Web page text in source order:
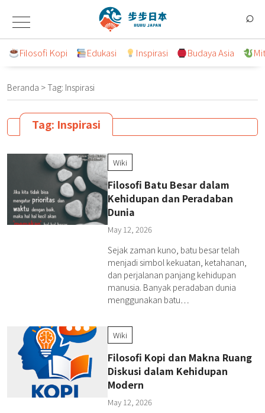
konten
⌕
Filosofi Kopi Edukasi Inspirasi Budaya Asia
Beranda > Tag: Inspirasi
Tag: Inspirasi
Wiki
Filosofi Batu Besar dalam
Kehidupan dan Peradaban
Dunia
May 12, 2026
Sejak zaman kuno, batu besar telah
menjadi simbol kekuatan, ketahanan,
dan perjalanan panjang kehidupan
manusia. Banyak peradaban dunia
menggunakan batu…
Wiki
Filosofi Kopi dan Makna Ruang
Diskusi dalam Kehidupan
Modern
May 12, 2026